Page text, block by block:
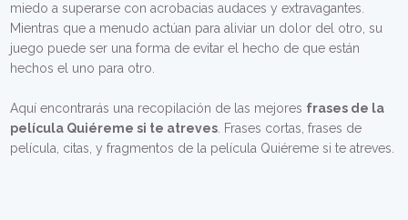
miedo a superarse con acrobacias audaces y extravagantes.
Mientras que a menudo actúan para aliviar un dolor del otro, su
juego puede ser una forma de evitar el hecho de que están
hechos el uno para otro.
Aquí encontrarás una recopilación de las mejores frases de la
película Quiéreme si te atreves . Frases cortas, frases de
película, citas, y fragmentos de la película Quiéreme si te atreves.